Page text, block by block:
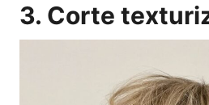
3. Corte